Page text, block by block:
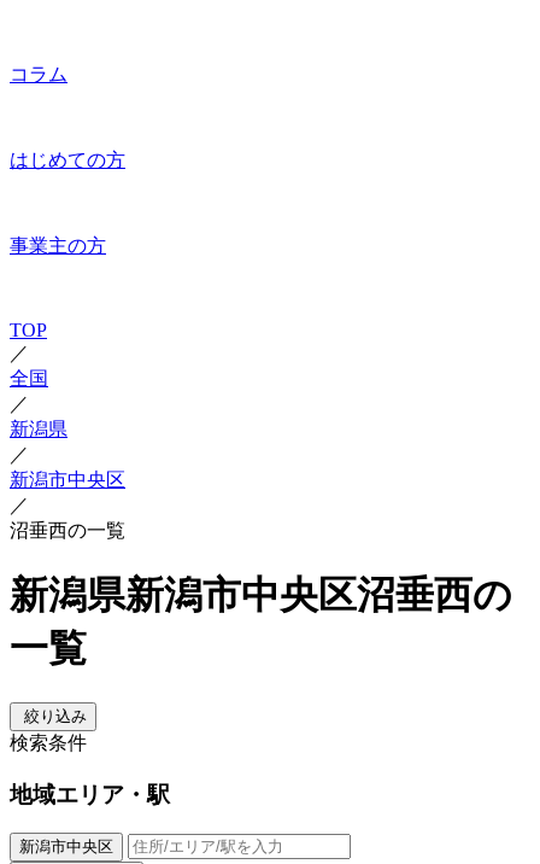
コラム
はじめての方
事業主の方
TOP
／
全国
／
新潟県
／
新潟市中央区
／
沼垂西の一覧
新潟県新潟市中央区沼垂西の
一覧
絞り込み
検索条件
地域エリア・駅
新潟市中央区